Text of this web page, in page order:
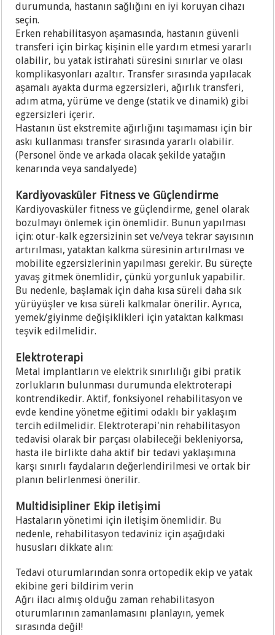
durumunda, hastanın sağlığını en iyi koruyan cihazı
seçin.
Erken rehabilitasyon aşamasında, hastanın güvenli
transferi için birkaç kişinin elle yardım etmesi yararlı
olabilir, bu yatak istirahati süresini sınırlar ve olası
komplikasyonları azaltır. Transfer sırasında yapılacak
aşamalı ayakta durma egzersizleri, ağırlık transferi,
adım atma, yürüme ve denge (statik ve dinamik) gibi
egzersizleri içerir.
Hastanın üst ekstremite ağırlığını taşımaması için bir
askı kullanması transfer sırasında yararlı olabilir.
(Personel önde ve arkada olacak şekilde yatağın
kenarında veya sandalyede)
Kardiyovasküler Fitness ve Güçlendirme
Kardiyovasküler fitness ve güçlendirme, genel olarak
bozulmayı önlemek için önemlidir. Bunun yapılması
için: otur-kalk egzersizinin set ve/veya tekrar sayısının
artırılması, yataktan kalkma süresinin artırılması ve
mobilite egzersizlerinin yapılması gerekir. Bu süreçte
yavaş gitmek önemlidir, çünkü yorgunluk yapabilir.
Bu nedenle, başlamak için daha kısa süreli daha sık
yürüyüşler ve kısa süreli kalkmalar önerilir. Ayrıca,
yemek/giyinme değişiklikleri için yataktan kalkması
teşvik edilmelidir.
Elektroterapi
Metal implantların ve elektrik sınırlılığı gibi pratik
zorlukların bulunması durumunda elektroterapi
kontrendikedir. Aktif, fonksiyonel rehabilitasyon ve
evde kendine yönetme eğitimi odaklı bir yaklaşım
tercih edilmelidir. Elektroterapi'nin rehabilitasyon
tedavisi olarak bir parçası olabileceği bekleniyorsa,
hasta ile birlikte daha aktif bir tedavi yaklaşımına
karşı sınırlı faydaların değerlendirilmesi ve ortak bir
planın belirlenmesi önerilir.
Multidisipliner Ekip İletişimi
Hastaların yönetimi için iletişim önemlidir. Bu
nedenle, rehabilitasyon tedaviniz için aşağıdaki
hususları dikkate alın:
Tedavi oturumlarından sonra ortopedik ekip ve yatak
ekibine geri bildirim verin
Ağrı ilacı almış olduğu zaman rehabilitasyon
oturumlarının zamanlamasını planlayın, yemek
sırasında değil!